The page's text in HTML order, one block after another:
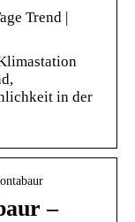
Trend |
in der
–